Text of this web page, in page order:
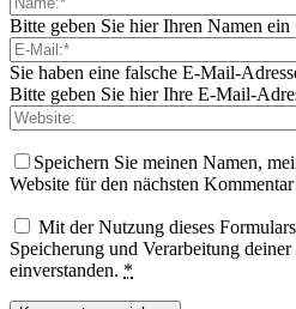
Bitte geben Sie hier Ihren Namen ein
Sie haben eine falsche E-Mail-
Bitte geben Sie hier Ihre E-Mail-
Speichern Sie meinen Namen,
Website für den nächsten
Mit der Nutzung dieses
Speicherung und Verarbeitung
einverstanden. *